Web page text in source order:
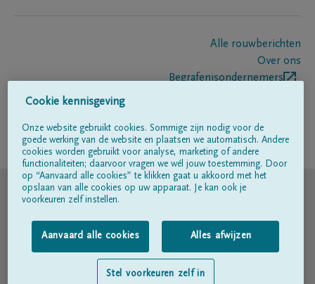
Alle rouwberichten
Over ons
Begrafenisondernemers
Volg ons op
© DELA
Gebruiksvoorwaarden
Privacyverklaring
Toegankelijkheidsverklaring
Cookie kennisgeving
Onze website gebruikt cookies. Sommige zijn nodig voor de
goede werking van de website en plaatsen we automatisch. Andere
cookies worden gebruikt voor analyse, marketing of andere
functionaliteiten; daarvoor vragen we wél jouw toestemming. Door
op “Aanvaard alle cookies” te klikken gaat u akkoord met het
opslaan van alle cookies op uw apparaat. Je kan ook je
voorkeuren zelf instellen.
Aanvaard alle cookies Alles afwijzen
Stel voorkeuren zelf in